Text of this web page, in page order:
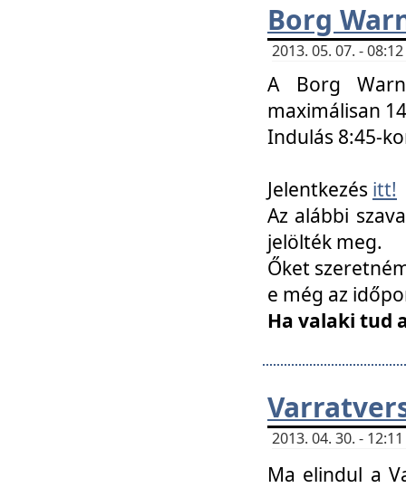
Borg
2013. 05. 07. -
A Borg
maximálisan
Indulás 8:45-
Jelentkezés itt!
Az alábbi
jelölték meg.
Őket
e még az
Ha valaki tud
2013. 04. 30. -
Ma elindul a